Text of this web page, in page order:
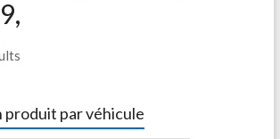
produit par véhicule